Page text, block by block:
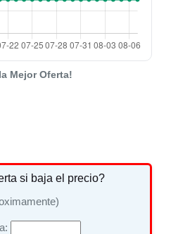
Mejor Oferta!
si baja el precio?